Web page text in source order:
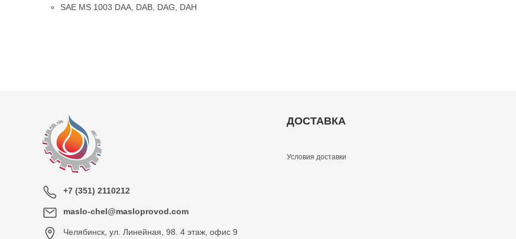
SAE MS 1003 DAA, DAB, DAG, DAH
+7 (351) 2110212
maslo-chel@masloprovod.com
Челябинск ул. Линейная, 98. 4 этаж, офис 9
ДОСТАВКА
Условия доставки